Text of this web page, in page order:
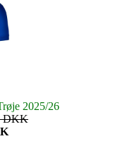
2025/26
DKK